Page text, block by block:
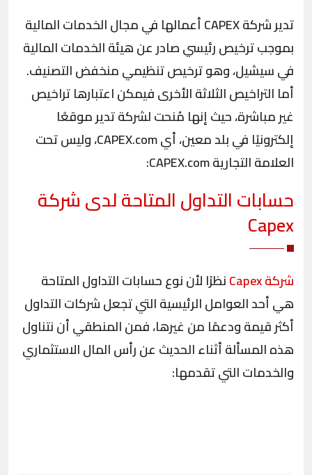
تدير شركة CAPEX أعمالها في مجال الخدمات المالية
بموجب ترخيص رئيسي صادر عن هيئة الخدمات المالية
في سيشيل، وهو ترخيص تنظيمي منخفض التصنيف.
أما التراخيص الثلاثة الأخرى فيمكن اعتبارها تراخيص
غير مباشرة، حيث إنها مُنحت لشركة تدير موقعًا
إلكترونيًا في بلد معين، أي CAPEX.com، وليس تحت
العلامة التجارية CAPEX.com:
حسابات التداول المتاحة لدى شركة
Capex
شركةCapexنظرًا لأن نوع حسابات التداول المتاحة
هي أحد العوامل الرئيسية التي تجعل شركات التداول
أكثر قيمة ودعمًا من غيرها، فمن المنطقي أن نتناول
هذه المسألة أثناء الحديث عن رأس المال الاستثماري
والخدمات التي تقدمها: